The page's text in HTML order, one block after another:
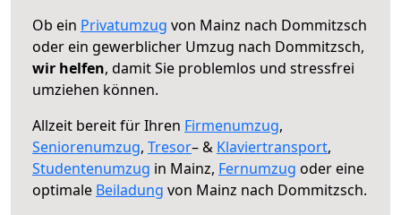
Ob ein Privatumzug von Mainz nach Dommitzsch
oder ein gewerblicher Umzug nach Dommitzsch,
wir helfen, damit Sie problemlos und stressfrei
umziehen können.
Allzeit bereit für Ihren Firmenumzug,
Seniorenumzug, Tresor– & Klaviertransport,
Studentenumzug in Mainz, Fernumzug oder eine
optimale Beiladung von Mainz nach Dommitzsch.